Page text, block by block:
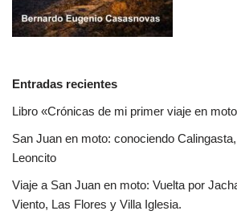
Entradas recientes
Libro «Crónicas de mi primer viaje en
San Juan en moto: conociendo
Leoncito
Viaje a San Juan en moto: Vuelta por
Viento, Las Flores y Villa Iglesia.